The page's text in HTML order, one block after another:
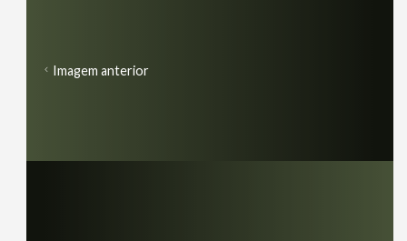
Imagem anterior